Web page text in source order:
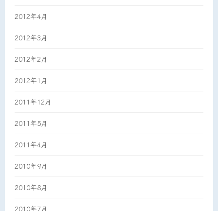
2012年4月
2012年3月
2012年2月
2012年1月
2011年12月
2011年5月
2011年4月
2010年9月
2010年8月
2010年7月